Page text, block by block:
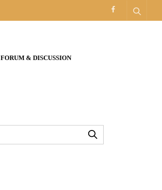
FORUM & DISCUSSION